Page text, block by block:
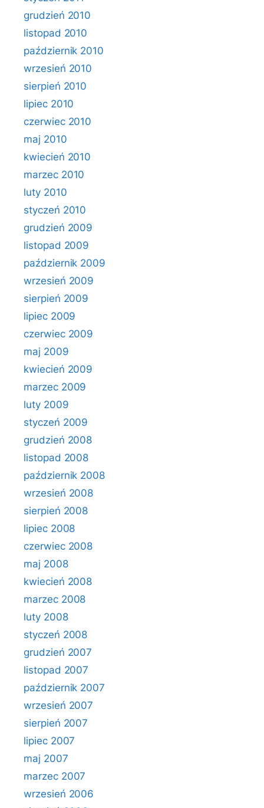
grudzień 2010
listopad 2010
październik 2010
wrzesień 2010
sierpień 2010
lipiec 2010
czerwiec 2010
maj 2010
kwiecień 2010
marzec 2010
luty 2010
styczeń 2010
grudzień 2009
listopad 2009
październik 2009
wrzesień 2009
sierpień 2009
lipiec 2009
czerwiec 2009
maj 2009
kwiecień 2009
marzec 2009
luty 2009
styczeń 2009
grudzień 2008
listopad 2008
październik 2008
wrzesień 2008
sierpień 2008
lipiec 2008
czerwiec 2008
maj 2008
kwiecień 2008
marzec 2008
luty 2008
styczeń 2008
grudzień 2007
listopad 2007
październik 2007
wrzesień 2007
sierpień 2007
lipiec 2007
maj 2007
marzec 2007
wrzesień 2006